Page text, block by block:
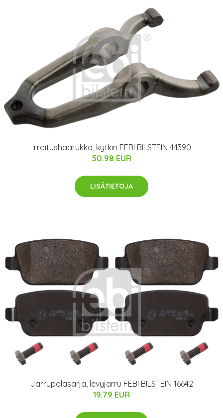
Irroitushaarukka, kytkin FEBI BILSTEIN 44390
50.98 EUR
LISÄTIETOJA
Jarrupalasarja, levyjarru FEBI BILSTEIN 16642
19.79 EUR